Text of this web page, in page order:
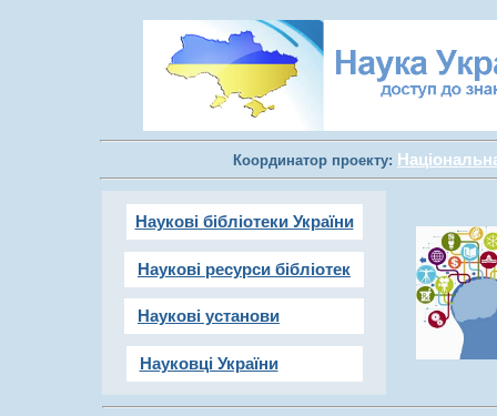
Координатор проекту:
Наукові бібліотеки України
Наукові ресурси бібліотек
Наукові установи
Науковці України